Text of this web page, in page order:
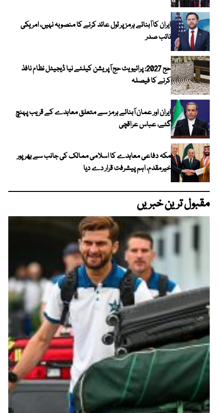
ایران کا آبنائے ہرمز پر ٹول عائد کرنے کا منصوبہ نہیں، امریکی
نائب صدر
حج 2027: پرائیویٹ حج آپریشن کیلئے نیا ڈیجیٹل نظام نافذ
کرنے کا فیصلہ
ایران اور عمان آبنائے ہرمز سے متعلق معاہدے کے قریب پہنچ
گئے، عباس عراقچی
مکہ دفاعی معاہدے کا اسلامی ممالک کی جانب سے بھرپور
خیرمقدم، اہم پیشرفت قرار دے دیا
مقبول ترین خبریں